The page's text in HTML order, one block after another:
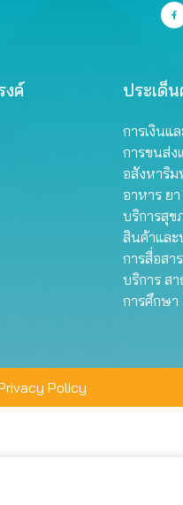
งค์ ประเด็
การเงินแ
การขนส่
อสังหาริ
อาหาร ย
บริการสุข
สินค้าและ
การสื่อสา
บริการ ส
การศึกษา
Policy